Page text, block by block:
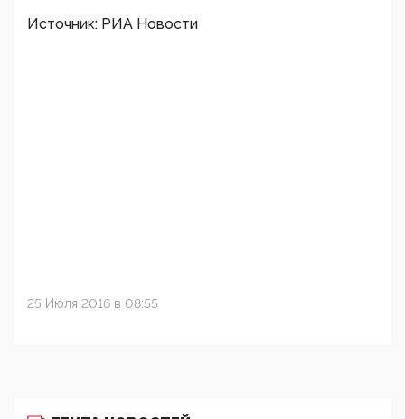
Источник: РИА Новости
25 Июля 2016 в 08:55